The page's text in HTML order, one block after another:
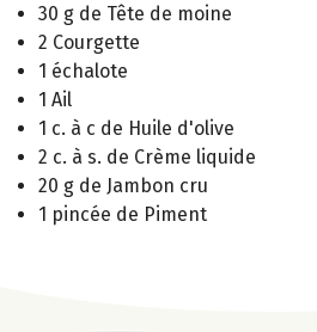
30 g de Tête de moine
2 Courgette
1 échalote
1 Ail
1 c. à c de Huile d'olive
2 c. à s. de Crème liquide
20 g de Jambon cru
1 pincée de Piment